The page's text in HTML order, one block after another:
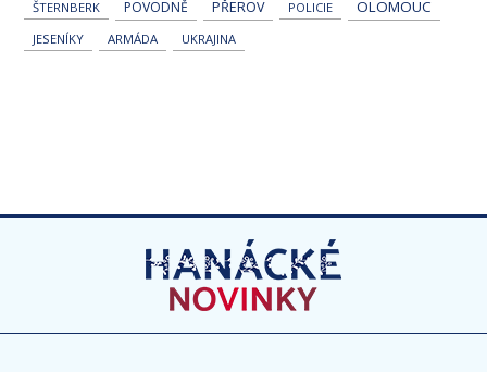
ŠTERNBERK
POVODNĚ PŘEROV POLICIE OLOMOUC
JESENÍKY ARMÁDA UKRAJINA